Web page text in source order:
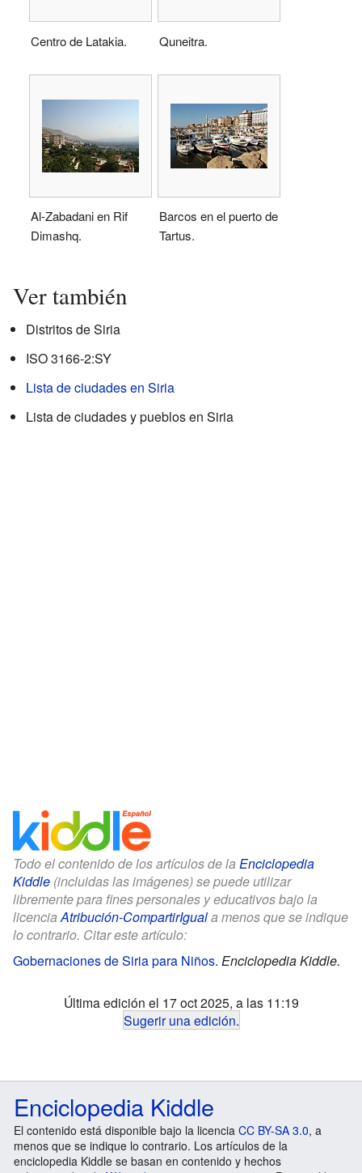
Centro de Latakia. Quneitra.
Al-Zabadani en Rif
Dimashq.
Barcos en el puerto de
Tartus.
Ver también
Distritos de Siria
ISO 3166-2:SY
Lista de ciudades en Siria
Lista de ciudades y pueblos en Siria
Todo el contenido de los artículos de la Enciclopedia
Kiddle (incluidas las imágenes) se puede utilizar
libremente para fines personales y educativos bajo la
licenciaAtribución-CompartirIguala menos que se indique
lo contrario. Citar este artículo:
Gobernaciones de Siria para Niños. Enciclopedia Kiddle.
Última edición el 17 oct 2025, a las 11:19
Sugerir una edición.
Enciclopedia Kiddle
El contenido está disponible bajo la licencia CC BY-SA 3.0, a
menos que se indique lo contrario. Los artículos de la
enciclopedia Kiddle se basan en contenido y hechos